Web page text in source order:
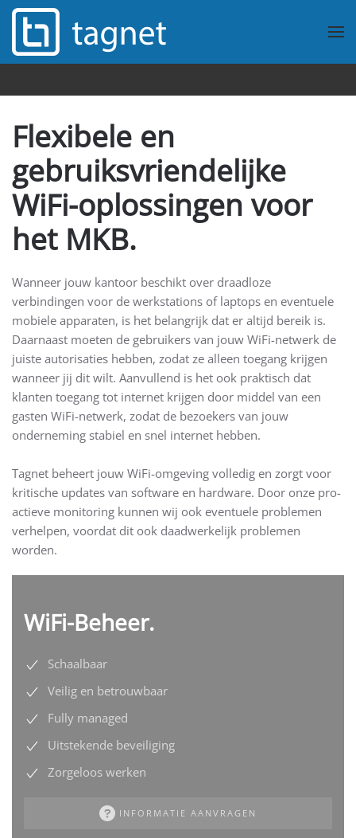
Overslaan en naar de inhoud gaan
Flexibele en
gebruiksvriendelijke
WiFi-oplossingen voor
het MKB.
Wanneer jouw kantoor beschikt over draadloze
verbindingen voor de werkstations of laptops en eventuele
mobiele apparaten, is het belangrijk dat er altijd bereik is.
Daarnaast moeten de gebruikers van jouw WiFi-netwerk de
juiste autorisaties hebben, zodat ze alleen toegang krijgen
wanneer jij dit wilt. Aanvullend is het ook praktisch dat
klanten toegang tot internet krijgen door middel van een
gasten WiFi-netwerk, zodat de bezoekers van jouw
onderneming stabiel en snel internet hebben.
Tagnet beheert jouw WiFi-omgeving volledig en zorgt voor
kritische updates van software en hardware. Door onze pro-
actieve monitoring kunnen wij ook eventuele problemen
verhelpen, voordat dit ook daadwerkelijk problemen
worden.
WiFi-Beheer.
Schaalbaar
Veilig en betrouwbaar
Fully managed
Uitstekende beveiliging
Zorgeloos werken
INFORMATIE AANVRAGEN